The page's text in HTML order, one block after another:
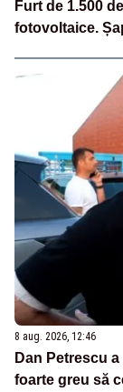
Furt de 1.500
fotovoltaice.
8 aug. 2026, 12:46
Dan Petrescu
foarte greu să